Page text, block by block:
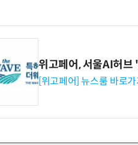
위고페어, 서울AI허
[위고페어] 뉴스룸 바로